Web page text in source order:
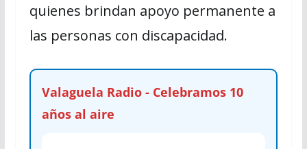
quienes brindan apoyo permanente a
las personas con discapacidad.
Valaguela Radio - Celebramos 10
años al aire